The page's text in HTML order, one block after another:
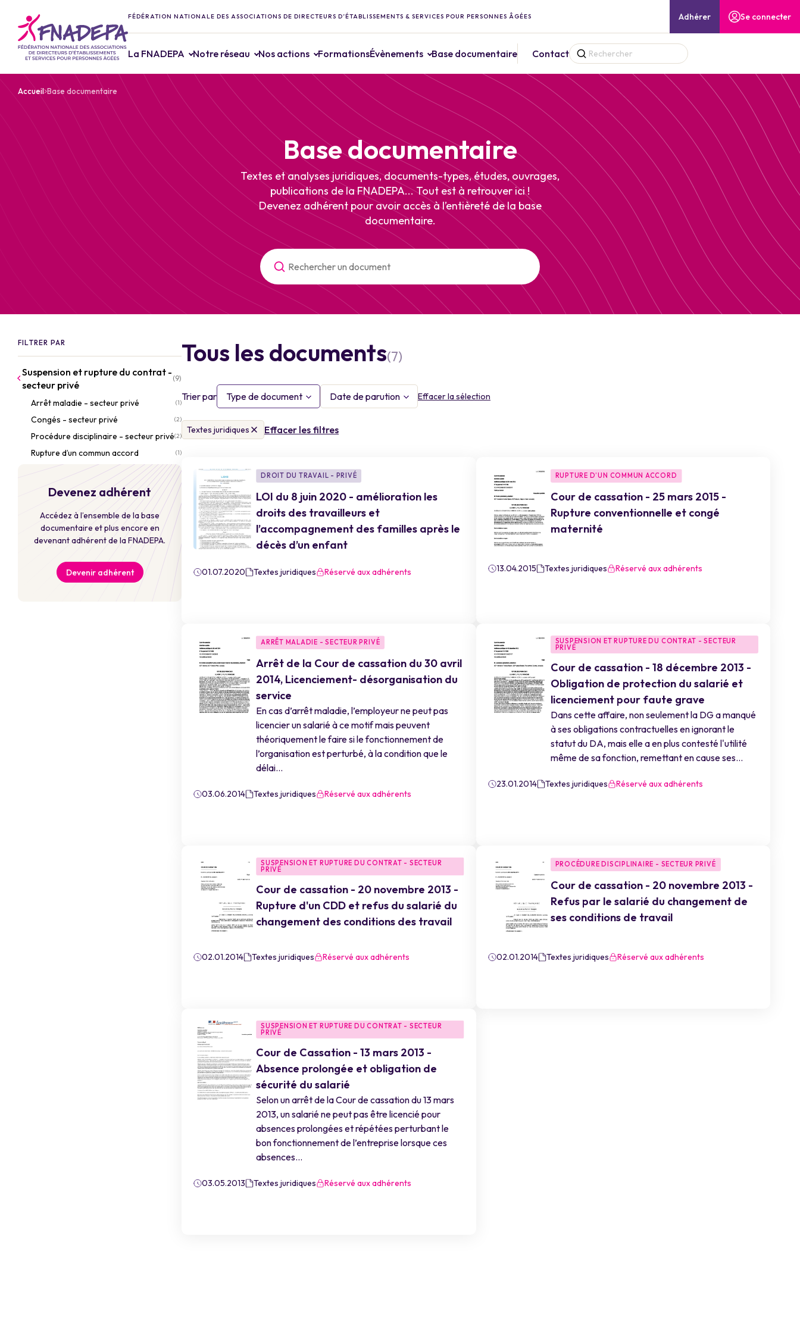
FÉDÉRATION NATIONALE DES ASSOCIATIONS DE DIRECTEURS D’ÉTABLISSEMENTS & SERVICES POUR PERSONNES ÂGÉES
La FNADEPA Notre réseau Nos actions FormationsÉvènements Base documentaire Contact
Adhérer Se connecter
Accueil Base documentaire
Base documentaire
Textes et analyses juridiques, documents-types, études, ouvrages,
publications de la FNADEPA... Tout est à retrouver ici !
Devenez adhérent pour avoir accès à l’entièreté de la base
documentaire.
Tous les documents(7)
Trier par Type de document Date de parution Effacer la sélection
Textes juridiques Effacer les filtres
DROIT DU TRAVAIL - PRIVÉ
LOI du 8 juin 2020 - amélioration les
droits des travailleurs et
l’accompagnement des familles après le
décès d’un enfant
01.07.2020 Textes juridiques Réservé aux adhérents
RUPTURE D’UN COMMUN ACCORD
Cour de cassation - 25 mars 2015 -
Rupture conventionnelle et congé
maternité
13.04.2015 Textes juridiques Réservé aux adhérents
ARRÊT MALADIE - SECTEUR PRIVÉ
Arrêt de la Cour de cassation du 30 avril
2014, Licenciement- désorganisation du
service
En cas d’arrêt maladie, l’employeur ne peut pas
licencier un salarié à ce motif mais peuvent
théoriquement le faire si le fonctionnement de
l’organisation est perturbé, à la condition que le
délai...
03.06.2014 Textes juridiques Réservé aux adhérents
SUSPENSION ET RUPTURE DU CONTRAT - SECTEUR
PRIVÉ
Cour de cassation - 18 décembre 2013 -
Obligation de protection du salarié et
licenciement pour faute grave
Dans cette affaire, non seulement la DG a manqué
à ses obligations contractuelles en ignorant le
statut du DA, mais elle a en plus contesté l'utilité
même de sa fonction, remettant en cause ses...
23.01.2014 Textes juridiques Réservé aux adhérents
SUSPENSION ET RUPTURE DU CONTRAT - SECTEUR
PRIVÉ
Cour de cassation - 20 novembre 2013 -
Rupture d'un CDD et refus du salarié du
changement des conditions des travail
02.01.2014 Textes juridiques Réservé aux adhérents
PROCÉDURE DISCIPLINAIRE - SECTEUR PRIVÉ
Cour de cassation - 20 novembre 2013 -
Refus par le salarié du changement de
ses conditions de travail
02.01.2014 Textes juridiques Réservé aux adhérents
SUSPENSION ET RUPTURE DU CONTRAT - SECTEUR
PRIVÉ
Cour de Cassation - 13 mars 2013 -
Absence prolongée et obligation de
sécurité du salarié
Selon un arrêt de la Cour de cassation du 13 mars
2013, un salarié ne peut pas être licencié pour
absences prolongées et répétées perturbant le
bon fonctionnement de l’entreprise lorsque ces
absences...
03.05.2013 Textes juridiques Réservé aux adhérents
FILTRER PAR
Suspension et rupture du contrat -
secteur privé
(9)
Arrêt maladie - secteur privé (1)
Congés - secteur privé (2)
Procédure disciplinaire - secteur privé(2)
Rupture d’un commun accord (1)
Devenez adhérent
Accédez à l’ensemble de la base
documentaire et plus encore en
devenant adhérent de la FNADEPA.
Devenir adhérent